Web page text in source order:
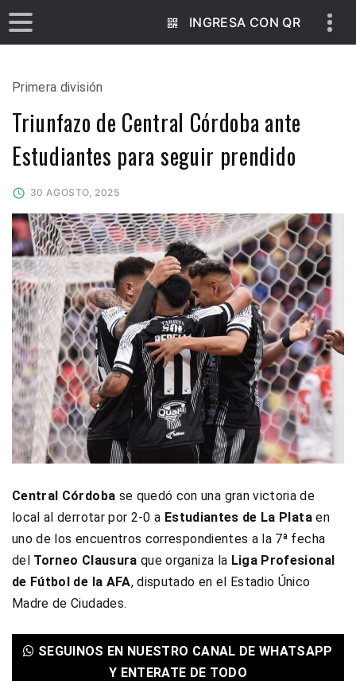
INGRESA CON QR
Primera división
Triunfazo de Central Córdoba ante
Estudiantes para seguir prendido
30 AGOSTO, 2025
Central Córdoba se quedó con una gran victoria de
local al derrotar por 2-0 a Estudiantes de La Plataen
uno de los encuentros correspondientes a la 7ª fecha
del Torneo Clausura que organiza la Liga Profesional
de Fútbol de la AFA, disputado en el Estadio Único
Madre de Ciudades.
SEGUINOS EN NUESTRO CANAL DE WHATSAPP
Y ENTERATE DE TODO